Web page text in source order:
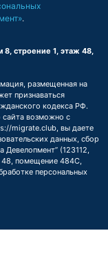
.
8, строение 1, этаж 48,
размещенная на
признаваться
кодекса РФ.
сайта возможно с
migrate.club, вы даете
данных, сбор
(123112,
48, помещение 484С,
персональных